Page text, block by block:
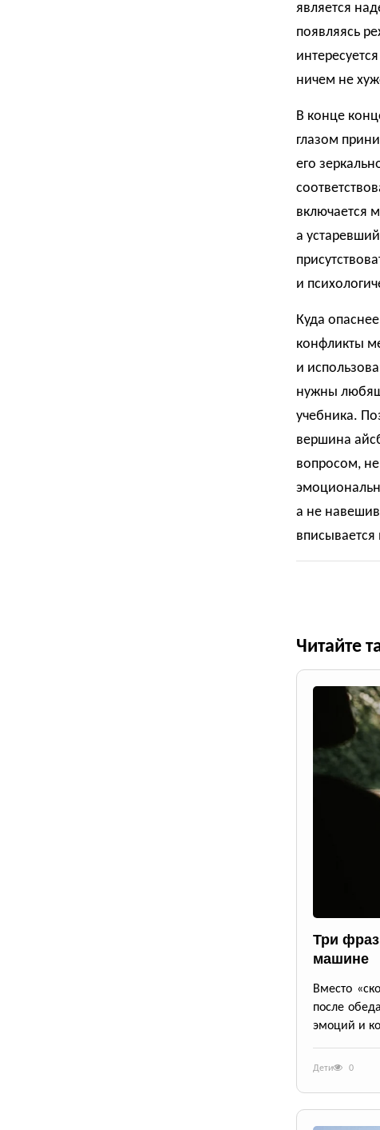
является
появляясь
ничем не
В конце
глазом
его
включается
а
и
Куда
конфликты
и
нужны
учебника.
вершина
вопросом,
а не
Читайте
Три
машине
Вместо
после
эмоций и
Дети 0